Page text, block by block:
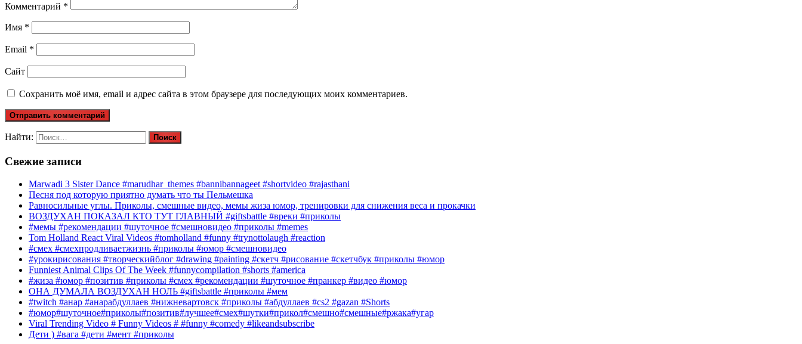
Комментарий *
Имя *
Email *
Сайт
Сохранить моё имя, email и адрес сайта в этом браузере для последующих моих комментариев.
Найти:
Свежие записи
Marwadi 3 Sister Dance #marudhar_themes #bannibannageet #shortvideo #rajasthani
Песня под которую приятно думать что ты Пельмешка
Равносильные углы. Приколы, смешные видео, мемы жиза юмор, тренировки для снижения веса и прокачки
ВОЗДУХАН ПОКАЗАЛ КТО ТУТ ГЛАВНЫЙ #giftsbattle #вреки #приколы
#мемы #рекомендации #шуточное #смешновидео #приколы #memes
Tom Holland React Viral Videos #tomholland #funny #trynottolaugh #reaction
#смех #смехпродливаетжизнь #приколы #юмор #смешновидео
#урокирисования #творческийблог #drawing #painting #скетч #рисование #скетчбук #приколы #юмор
Funniest Animal Clips Of The Week #funnycompilation #shorts #america
#жиза #юмор #позитив #приколы #смех #рекомендации #шуточное #пранкер #видео #юмор
ОНА ДУМАЛА ВОЗДУХАН НОЛЬ #giftsbattle #приколы #мем
#twitch #анар #анарабдуллаев #нижневартовск #приколы #абдуллаев #cs2 #gazan #Shorts
#юмор#шуточное#приколы#позитив#лучшее#смех#шутки#прикол#смешно#смешные#ржака#угар
Viral Trending Video # Funny Videos # #funny #comedy #likeandsubscribe
Дети ) #вага #дети #мент #приколы